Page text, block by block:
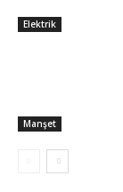
Elektrik
Manşet